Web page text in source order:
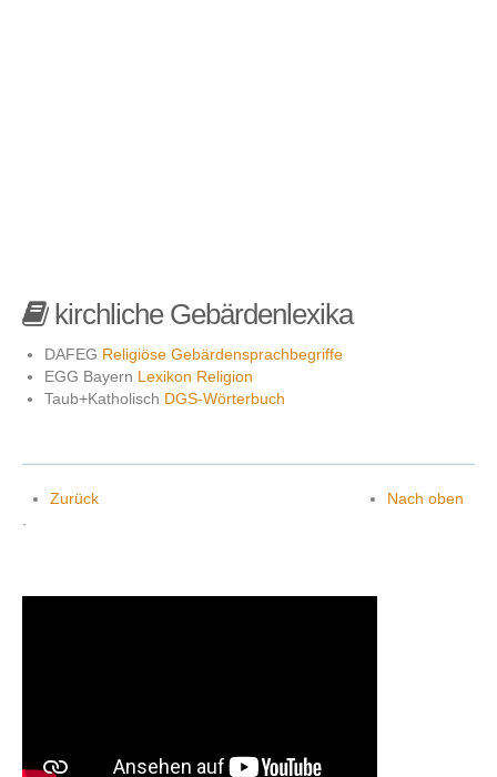
kirchliche Gebärdenlexika
DAFEG Religiöse Gebärdensprachbegriffe
EGG Bayern Lexikon Religion
Taub+Katholisch DGS-Wörterbuch
Zurück
Nach oben